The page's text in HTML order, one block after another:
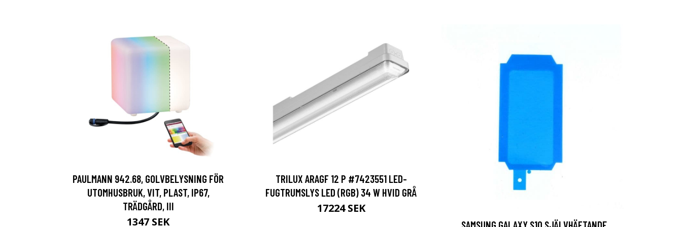
PAULMANN 942.68, GOLVBELYSNING FÖR
UTOMHUSBRUK, VIT, PLAST, IP67,
TRÄDGÅRD, III
1347 SEK
TRILUX ARAGF 12 P #7423551 LED-
FUGTRUMSLYS LED (RGB) 34 W HVID GRÅ
17224 SEK